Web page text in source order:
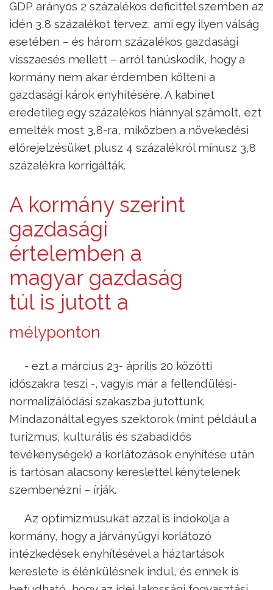
GDP arányos 2 százalékos deficittel szemben az
idén 3,8 százalékot tervez, ami egy ilyen válság
esetében – és három százalékos gazdasági
visszaesés mellett – arról tanúskodik, hogy a
kormány nem akar érdemben költeni a
gazdasági károk enyhítésére. A kabinet
eredetileg egy százalékos hiánnyal számolt, ezt
emelték most 3,8-ra, miközben a növekedési
előrejelzésüket plusz 4 százalékról mínusz 3,8
százalékra korrigálták.
A kormány szerint
gazdasági
értelemben a
magyar gazdaság
túl is jutott a
mélyponton
- ezt a március 23- április 20 közötti
időszakra teszi -, vagyis már a fellendülési-
normalizálódási szakaszba jutottunk.
Mindazonáltal egyes szektorok (mint például a
turizmus, kulturális és szabadidős
tevékenységek) a korlátozások enyhítése után
is tartósan alacsony kereslettel kénytelenek
szembenézni – írják.
Az optimizmusukat azzal is indokolja a
kormány, hogy a járványügyi korlátozó
intézkedések enyhítésével a háztartások
kereslete is élénkülésnek indul, és ennek is